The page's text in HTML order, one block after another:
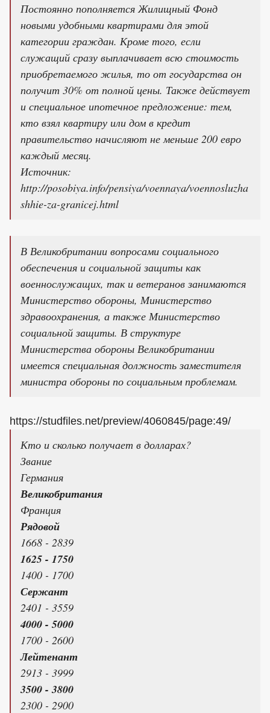
Постоянно пополняется Жилищный Фонд
новыми удобными квартирами для этой
категории граждан. Кроме того, если
служащий сразу выплачивает всю стоимость
приобретаемого жилья, то от государства он
получит 30% от полной цены. Также действует
и специальное ипотечное предложение: тем,
кто взял квартиру или дом в кредит
правительство начисляют не меньше 200 евро
каждый месяц.
Источник:
http://posobiya.info/pensiya/voennaya/voennosluzha
shhie-za-granicej.html
В Великобритании вопросами социального
обеспечения и социальной защиты как
военнослужащих, так и ветеранов занимаются
Министерство обороны, Министерство
здравоохранения, а также Министерство
социальной защиты. В структуре
Министерства обороны Великобритании
имеется специальная должность заместителя
министра обороны по социальным проблемам.
https://studfiles.net/preview/4060845/page:49/
Кто и сколько получает в долларах?
Звание
Германия
Великобритания
Франция
Рядовой
1668 - 2839
1625 - 1750
1400 - 1700
Сержант
2401 - 3559
4000 - 5000
1700 - 2600
Лейтенант
2913 - 3999
3500 - 3800
2300 - 2900